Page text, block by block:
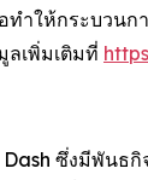
ให้กระบวน
เพิ่มเติมที่
ซึ่งมีพันธ